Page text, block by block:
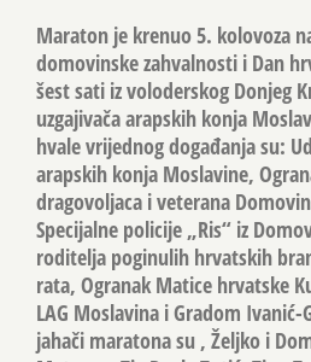
Maraton je krenuo 5. kolovoza
domovinske zahvalnosti i Dan
šest sati iz voloderskog Donjeg
uzgajivača arapskih konja
hvale vrijednog događanja su:
arapskih konja Moslavine,
dragovoljaca i veterana
Specijalne policije „Ris“ iz
roditelja poginulih hrvatskih
rata, Ogranak Matice hrvatske
LAG Moslavina i Gradom
jahači maratona su , Željko i